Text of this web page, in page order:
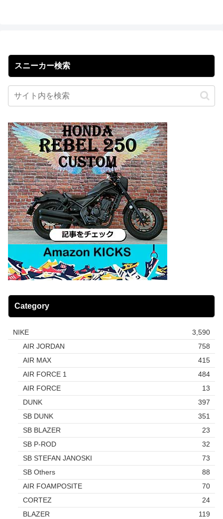
スニーカー検索
Category
NIKE
3,590
AIR JORDAN
758
AIR MAX
415
AIR FORCE 1
484
AIR FORCE
13
DUNK
397
SB DUNK
351
SB BLAZER
23
SB P-ROD
32
SB STEFAN JANOSKI
73
SB Others
88
AIR FOAMPOSITE
70
CORTEZ
24
BLAZER
119